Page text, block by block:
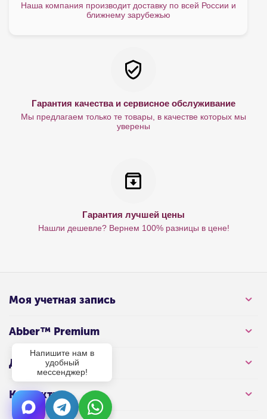
Наша компания производит доставку по всей России и
ближнему зарубежью
Гарантия качества и сервисное обслуживание
Мы предлагаем только те товары, в качестве которых мы
уверены
Гарантия лучшей цены
Нашли дешевле? Вернем 100% разницы в цене!
Моя учетная запись
Abber™ Premium
Для клиента
Контакты
Напишите нам в
удобный
мессенджер!